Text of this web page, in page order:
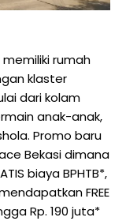
memiliki rumah
klaster
dari kolam
anak-anak,
Promo baru
Bekasi dimana
biaya BPHTB*,
FREE
Rp. 190 juta*